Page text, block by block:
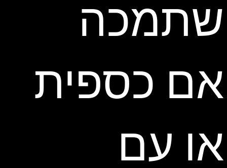
שתמכה
אם כספית
או עם